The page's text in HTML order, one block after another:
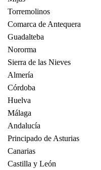
Torremolinos
Comarca de Antequera
Guadalteba
Nororma
Sierra de las Nieves
Almería
Córdoba
Huelva
Málaga
Andalucía
Principado de Asturias
Canarias
Castilla y León